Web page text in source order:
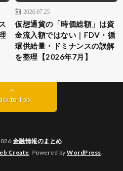
2026.07.25
仮想通貨の「時価総額」は資
金流入額ではない｜FDV・循
環供給量・ドミナンスの誤解
を整理【2026年7月】
to Top
金融情報のまとめ
Create . Powered byWordPress